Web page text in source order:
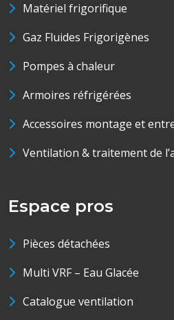
Matériel frigorifique
Gaz Fluides Frigorigènes
Pompes à chaleur
Armoires réfrigérées
Accessoires montage et
Ventilation & traitement de
Espace pros
Pièces détachées
Multi VRF – Eau Glacée
Catalogue ventilation